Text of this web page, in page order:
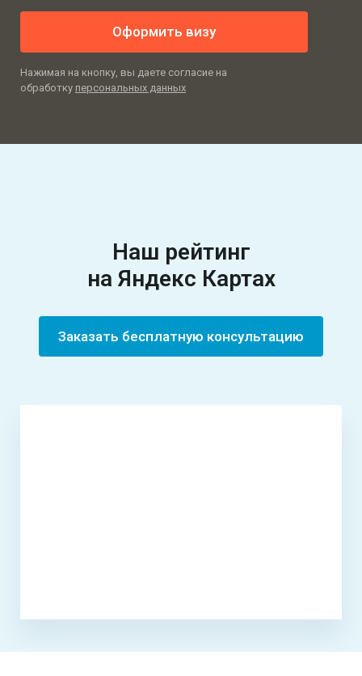
Оформить визу
Нажимая на кнопку, вы даете согласие на
обработку персональных данных
Наш рейтинг
на Яндекс Картах
Заказать бесплатную консультацию